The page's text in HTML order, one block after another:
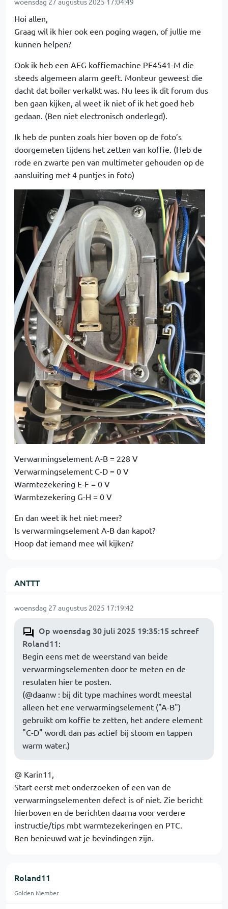
Hoi allen,
Graag wil ik hier ook een poging wagen, of jullie me
kunnen helpen?
Ook ik heb een AEG koffiemachine PE4541-M die
steeds algemeen alarm geeft. Monteur geweest die
dacht dat boiler verkalkt was. Nu lees ik dit forum dus
ben gaan kijken, al weet ik niet of ik het goed heb
gedaan. (Ben niet electronisch onderlegd).
Ik heb de punten zoals hier boven op de foto’s
doorgemeten tijdens het zetten van koffie. (Heb de
rode en zwarte pen van multimeter gehouden op de
aansluiting met 4 puntjes in foto)
Verwarmingselement A-B = 228 V
Verwarmingselement C-D = 0 V
Warmtezekering E-F = 0 V
Warmtezekering G-H = 0 V
En dan weet ik het niet meer?
Is verwarmingselement A-B dan kapot?
Hoop dat iemand mee wil kijken?
ANTTT
woensdag 27 augustus 2025 17:19:42
Op woensdag 30 juli 2025 19:35:15 schreef
Roland11:
Begin eens met de weerstand van beide
verwarmingselementen door te meten en de
resulaten hier te posten.
(@daanw : bij dit type machines wordt meestal
alleen het ene verwarmingselement ("A-B")
gebruikt om koffie te zetten, het andere element
"C-D" wordt dan pas actief bij stoom en tappen
warm water.)
@ Karin11,
Start eerst met onderzoeken of een van de
verwarmingselementen defect is of niet. Zie bericht
hierboven en de berichten daarna voor verdere
instructie/tips mbt warmtezekeringen en PTC.
Ben benieuwd wat je bevindingen zijn.
Roland11
Golden Member